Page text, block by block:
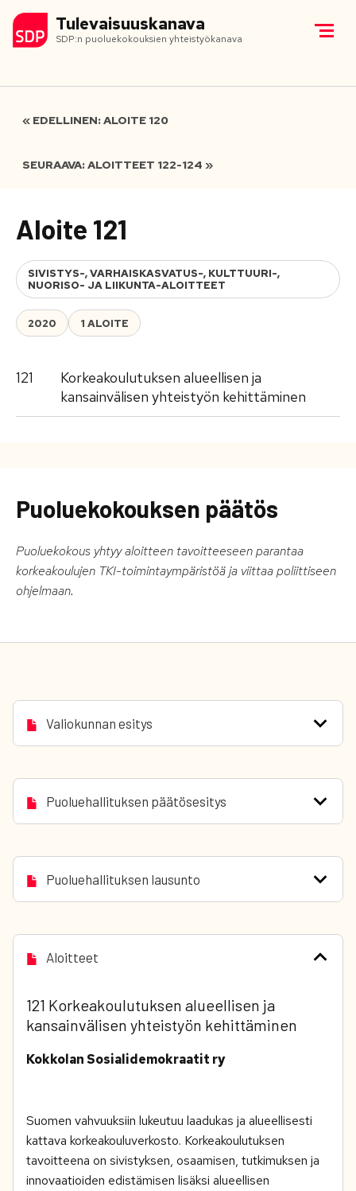
Tulevaisuuskanava
SDP:n puoluekokouksien yhteistyökanava
« EDELLINEN: ALOITE 120
SEURAAVA: ALOITTEET 122-124 »
Aloite 121
SIVISTYS-, VARHAISKASVATUS-, KULTTUURI-,
NUORISO- JA LIIKUNTA-ALOITTEET
2020 1 ALOITE
121
Korkeakoulutuksen alueellisen ja
kansainvälisen yhteistyön kehittäminen
Puoluekokouksen päätös
Puoluekokous yhtyy aloitteen tavoitteeseen parantaa
korkeakoulujen TKI-toimintaympäristöä ja viittaa poliittiseen
ohjelmaan.
Valiokunnan esitys
Puoluehallituksen päätösesitys
Puoluehallituksen lausunto
Aloitteet
121 Korkeakoulutuksen alueellisen ja
kansainvälisen yhteistyön kehittäminen
Kokkolan Sosialidemokraatit ry
Suomen vahvuuksiin lukeutuu laadukas ja alueellisesti
kattava korkeakouluverkosto. Korkeakoulutuksen
tavoitteena on sivistyksen, osaamisen, tutkimuksen ja
innovaatioiden edistämisen lisäksi alueellisen